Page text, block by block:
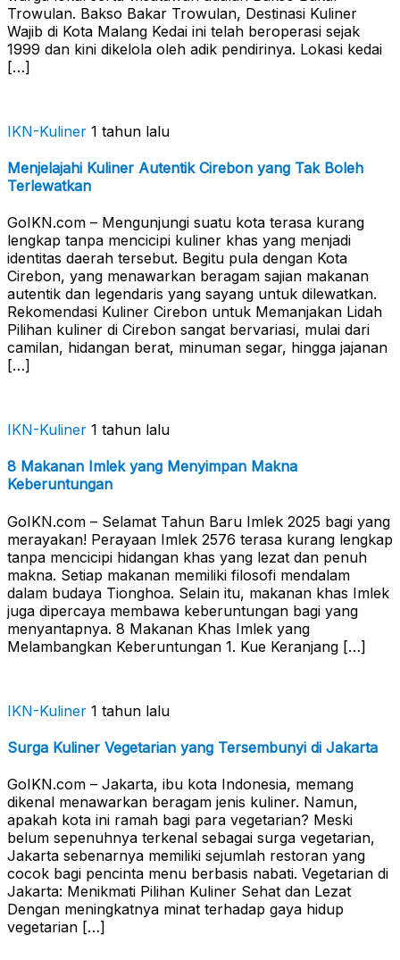
Trowulan. Bakso Bakar Trowulan, Destinasi Kuliner
Wajib di Kota Malang Kedai ini telah beroperasi sejak
1999 dan kini dikelola oleh adik pendirinya. Lokasi kedai
[…]
IKN-Kuliner 1 tahun lalu
Menjelajahi Kuliner Autentik Cirebon yang Tak Boleh
Terlewatkan
GoIKN.com – Mengunjungi suatu kota terasa kurang
lengkap tanpa mencicipi kuliner khas yang menjadi
identitas daerah tersebut. Begitu pula dengan Kota
Cirebon, yang menawarkan beragam sajian makanan
autentik dan legendaris yang sayang untuk dilewatkan.
Rekomendasi Kuliner Cirebon untuk Memanjakan Lidah
Pilihan kuliner di Cirebon sangat bervariasi, mulai dari
camilan, hidangan berat, minuman segar, hingga jajanan
[…]
IKN-Kuliner 1 tahun lalu
8 Makanan Imlek yang Menyimpan Makna
Keberuntungan
GoIKN.com – Selamat Tahun Baru Imlek 2025 bagi yang
merayakan! Perayaan Imlek 2576 terasa kurang lengkap
tanpa mencicipi hidangan khas yang lezat dan penuh
makna. Setiap makanan memiliki filosofi mendalam
dalam budaya Tionghoa. Selain itu, makanan khas Imlek
juga dipercaya membawa keberuntungan bagi yang
menyantapnya. 8 Makanan Khas Imlek yang
Melambangkan Keberuntungan 1. Kue Keranjang […]
IKN-Kuliner 1 tahun lalu
Surga Kuliner Vegetarian yang Tersembunyi di Jakarta
GoIKN.com – Jakarta, ibu kota Indonesia, memang
dikenal menawarkan beragam jenis kuliner. Namun,
apakah kota ini ramah bagi para vegetarian? Meski
belum sepenuhnya terkenal sebagai surga vegetarian,
Jakarta sebenarnya memiliki sejumlah restoran yang
cocok bagi pencinta menu berbasis nabati. Vegetarian di
Jakarta: Menikmati Pilihan Kuliner Sehat dan Lezat
Dengan meningkatnya minat terhadap gaya hidup
vegetarian […]